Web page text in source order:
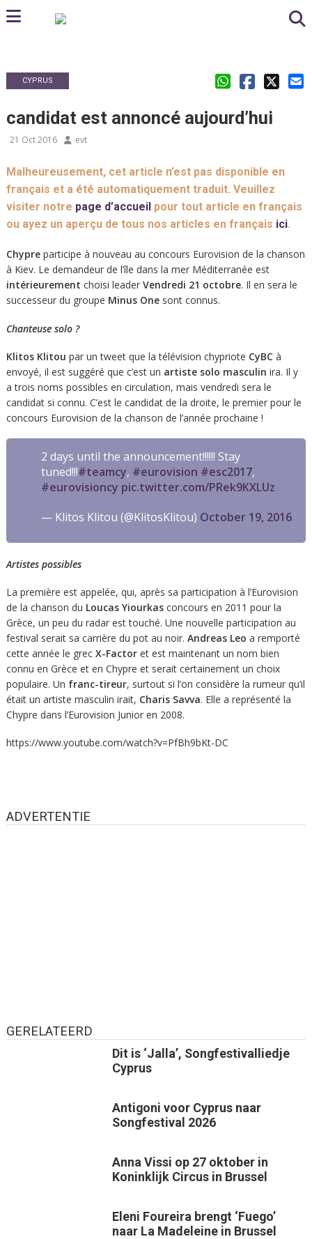
CYPRUS
candidat est annoncé aujourd’hui
21 Oct 2016 evt
Malheureusement, cet article n’est pas disponible en
français et a été automatiquement traduit. Veuillez
visiter notre page d’accueilpour tout article en français
ou ayez un aperçu de tous nos articles en français ici.
Chypreparticipe à nouveau au concours Eurovision de la chanson
à Kiev. Le demandeur de l’île dans la mer Méditerranée est
intérieurement choisi leader Vendredi 21 octobre. Il en sera le
successeur du groupe Minus Onesont connus.
Chanteuse solo ?
Klitos Klitou par un tweet que la télévision chypriote CyBCà
envoyé, il est suggéré que c’est un artiste solo masculin ira. Il y
a trois noms possibles en circulation, mais vendredi sera le
candidat si connu. C’est le candidat de la droite, le premier pour le
concours Eurovision de la chanson de l’année prochaine !
2 days until the announcement!!!!!! Stay
tuned!!!#teamcy, #eurovision #esc2017,
#eurovisioncy pic.twitter.com/PRek9KXLUz
— Klitos Klitou (@KlitosKlitou) October 19, 2016
Artistes possibles
La première est appelée, qui, après sa participation à l’Eurovision
de la chanson du Loucas Yiourkasconcours en 2011 pour la
Grèce, un peu du radar est touché. Une nouvelle participation au
festival serait sa carrière du pot au noir. Andreas Leo a remporté
cette année le grec X-Factoret est maintenant un nom bien
connu en Grèce et en Chypre et serait certainement un choix
populaire. Un franc-tireur, surtout si l’on considère la rumeur qu’il
était un artiste masculin irait, Charis Savva. Elle a représenté la
Chypre dans l’Eurovision Junior en 2008.
https://www.youtube.com/watch?v=PfBh9bKt-DC
ADVERTENTIE
GERELATEERD
Dit is ‘Jalla’, Songfestivalliedje
Cyprus
Antigoni voor Cyprus naar
Songfestival 2026
Anna Vissi op 27 oktober in
Koninklijk Circus in Brussel
Eleni Foureira brengt ‘Fuego’
naar La Madeleine in Brussel